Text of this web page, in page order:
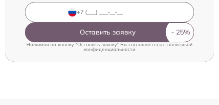
Оставить заявку
Нажимая на кнопку "Оставить заявку" Вы соглашаетесь cполитикой
конфиденциальности